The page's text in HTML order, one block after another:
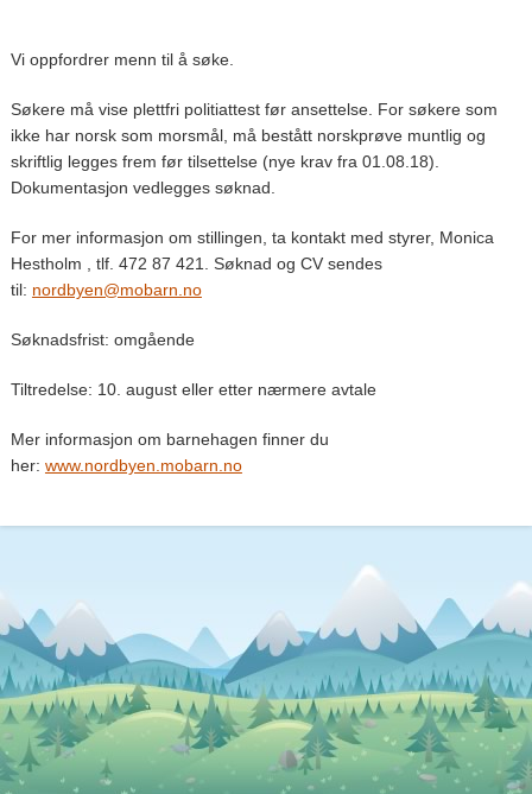
Vi oppfordrer menn til å søke.
Søkere må vise plettfri politiattest før ansettelse. For søkere som
ikke har norsk som morsmål, må bestått norskprøve muntlig og
skriftlig legges frem før tilsettelse (nye krav fra 01.08.18).
Dokumentasjon vedlegges søknad.
For mer informasjon om stillingen, ta kontakt med styrer, Monica
Hestholm , tlf. 472 87 421. Søknad og CV sendes
til: nordbyen@mobarn.no
Søknadsfrist: omgående
Tiltredelse: 10. august eller etter nærmere avtale
Mer informasjon om barnehagen finner du
her: www.nordbyen.mobarn.no